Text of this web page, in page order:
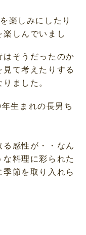
楽しみにしたり
しんでいまし
そうだったのか
て考えたりする
ました。
生まれの長男ち
感性が・・なん
料理に彩られた
節を取り入れら